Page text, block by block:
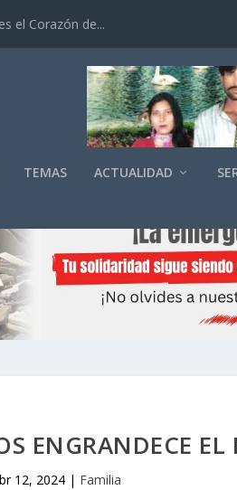
el Corazón de...
TEMAS ACTUALIDAD
ENGRANDECE EL
12, 2024| Familia